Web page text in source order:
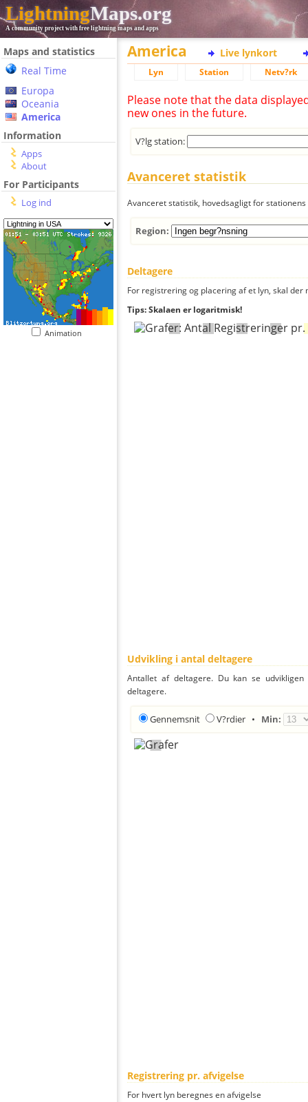
LightningMaps.org
A community project with free lightning maps and apps
Maps and statistics
Real Time
Europa
Oceania
America
Information
Apps
About
For Participants
Log ind
Animation
America Live lynkort
Lyn Station Netv?rk
Please note that the data
new ones in the future.
V?lg station:
Avanceret statistik
Avanceret statistik, hovedsagligt for
Region:
Deltagere
For registrering og placering af et lyn, skal
Tips: Skalaen er logaritmisk!
Udvikling i antal deltagere
Antallet af deltagere. Du kan se
deltagere.
Gennemsnit V?rdier • Min:
Registrering pr. afvigelse
For hvert lyn beregnes en afvigelse